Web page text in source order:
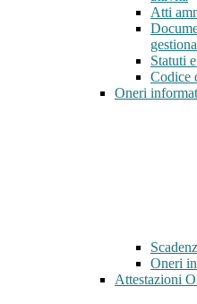
Atti
Statuti
Codice
Oneri
Oneri
Attestazioni